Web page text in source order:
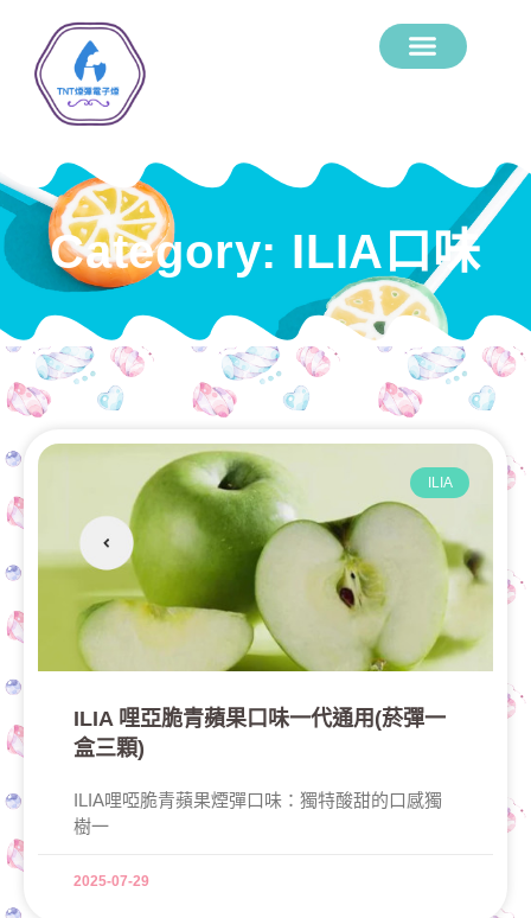
Category: ILIA口味
ILIA
ILIA 哩亞脆青蘋果口味一代通用(菸彈一
盒三顆)
ILIA哩啞脆青蘋果煙彈口味：獨特酸甜的口感獨
樹一
2025-07-29